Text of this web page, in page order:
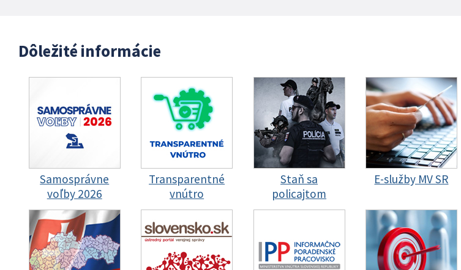
Dôležité informácie
Samosprávne
voľby 2026
Transparentné
vnútro
Staň sa
policajtom
E-služby MV SR